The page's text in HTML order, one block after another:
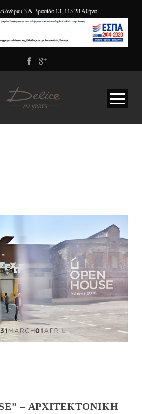
3 & Βρασίδα 13, 115 28 Αθήνα
– ΑΡΧΙΤΕΚΤΟΝΙΚΉ